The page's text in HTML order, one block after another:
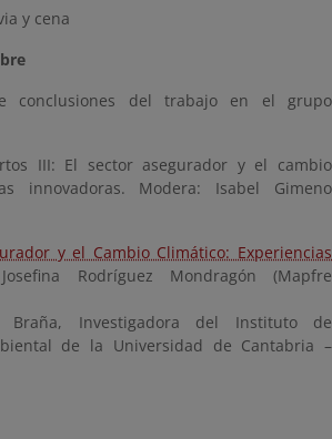
y cena
conclusiones del trabajo en el grupo
III: El sector asegurador y el cambio
innovadoras. Modera: Isabel Gimeno
y el Cambio Climático: Experiencias
Rodríguez Mondragón (Mapfre
Braña, Investigadora del Instituto de
de la Universidad de Cantabria –